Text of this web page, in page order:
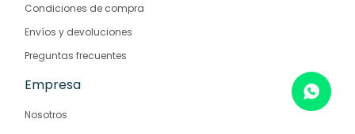
Condiciones de compra
Envíos y devoluciones
Preguntas frecuentes
Empresa
Nosotros